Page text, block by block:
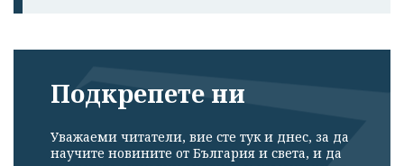
Подкрепете ни
Уважаеми читатели, вие сте тук и днес, за да
научите новините от България и света, и да